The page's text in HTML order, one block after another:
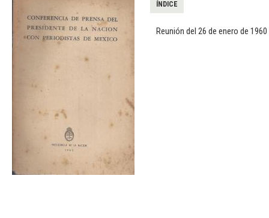
ÍNDICE
Reunión del 26 de enero de